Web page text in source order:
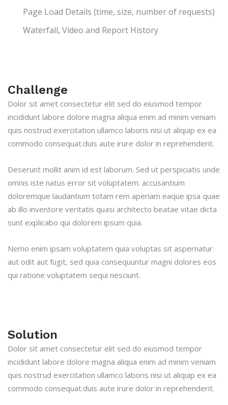
Page Load Details (time, size, number of requests)
Waterfall, Video and Report History
Challenge
Dolor sit amet consectetur elit sed do eiusmod tempor
incididunt labore dolore magna aliqua enim ad minim veniam
quis nostrud exercitation ullamco laboris nisi ut aliquip ex ea
commodo consequat.duis aute irure dolor in reprehenderit.
Deserunt mollit anim id est laborum. Sed ut perspiciatis unde
omnis iste natus error sit voluptatem. accusantium
doloremque laudantium totam rem aperiam eaque ipsa quae
ab illo inventore veritatis quasi architecto beatae vitae dicta
sunt explicabo qui dolorem ipsum quia.
Nemo enim ipsam voluptatem quia voluptas sit aspernatur
aut odit aut fugit, sed quia consequuntur magni dolores eos
qui ratione voluptatem sequi nesciunt.
Solution
Dolor sit amet consectetur elit sed do eiusmod tempor
incididunt labore dolore magna aliqua enim ad minim veniam
quis nostrud exercitation ullamco laboris nisi ut aliquip ex ea
commodo consequat.duis aute irure dolor in reprehenderit.